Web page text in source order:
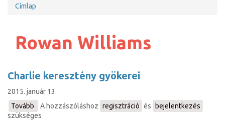
Címlap
Rowan Williams
Charlie keresztény gyökerei
2015. január 13.
Tovább
(Charlie
keresztény
A hozzászóláshoz regisztráció és
bejelentkezés
szükséges